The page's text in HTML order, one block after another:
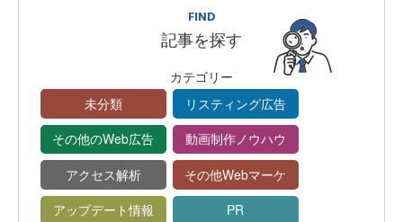
FIND
記事を探す
カテゴリー
未分類
リスティング広告
その他のWeb広告
動画制作ノウハウ
アクセス解析
その他Webマーケ
アップデート情報
PR